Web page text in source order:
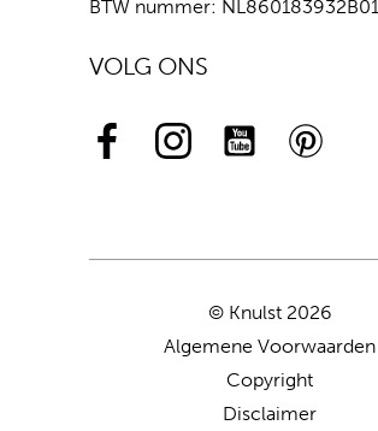
BTW nummer: NL860183932B01
VOLG ONS
© Knulst 2026
Algemene Voorwaarden
Copyright
Disclaimer